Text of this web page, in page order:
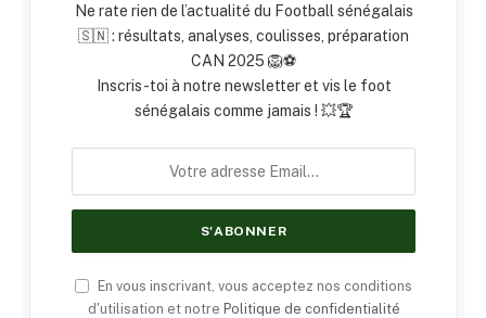
Ne rate rien de l’actualité du Football sénégalais
🇸🇳 : résultats, analyses, coulisses, préparation
CAN 2025 🦁⚽
Inscris-toi à notre newsletter et vis le foot
sénégalais comme jamais ! 💥🏆
En vous inscrivant, vous acceptez nos conditions
d'utilisation et notre Politique de confidentialité